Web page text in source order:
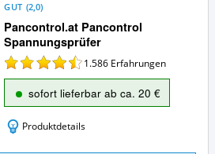
Pancontrol.at Pancontrol
Spannungsprüfer
GUT (2,0)
1.586 Erfahrungen
sofort lieferbar ab ca. 20 €
Produktdetails